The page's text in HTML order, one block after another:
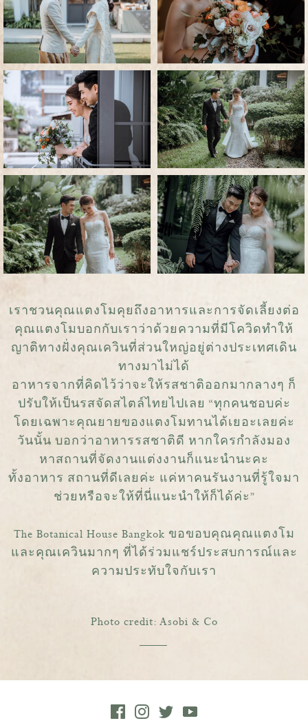
เราชวนคุณแตงโมคุยถึงอาหารและการจัดเลี้ยงต่อ
คุณแตงโมบอกกับเราว่าด้วยความที่มีโควิดทำให้
ญาติทางฝั่งคุณเควินที่ส่วนใหญ่อยู่ต่างประเทศเดิน
ทางมาไม่ได้
อาหารจากที่คิดไว้ว่าจะให้รสชาติออกมากลางๆ ก็
ปรับให้เป็นรสจัดสไตล์ไทยไปเลย “ทุกคนชอบค่ะ
โดยเฉพาะคุณยายของแตงโมทานได้เยอะเลยค่ะ
วันนั้น บอกว่าอาหารรสชาติดี หากใครกำลังมอง
หาสถานที่จัดงานแต่งงานก็แนะนำนะคะ
ทั้งอาหาร สถานที่ดีเลยค่ะ แค่หาคนรันงานที่รู้ใจมา
ช่วยหรือจะให้ที่นี่แนะนำให้ก็ได้ค่ะ”
The Botanical House Bangkok ขอขอบคุณคุณแตงโม
และคุณเควินมากๆ ที่ได้ร่วมแชร์ประสบการณ์และ
ความประทับใจกับเรา
Photo credit: Asobi & Co